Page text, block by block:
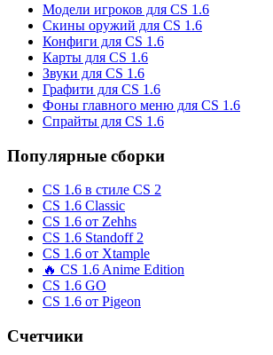
Модели игроков для CS 1.6
Скины оружий для CS 1.6
Конфиги для CS 1.6
Карты для CS 1.6
Звуки для CS 1.6
Графити для CS 1.6
Фоны главного меню для CS 1.6
Спрайты для CS 1.6
Популярные сборки
CS 1.6 в стиле CS 2
CS 1.6 Classic
CS 1.6 от Zehhs
CS 1.6 Standoff 2
CS 1.6 от Xtample
🔥 CS 1.6 Anime Edition
CS 1.6 GO
CS 1.6 от Pigeon
Счетчики